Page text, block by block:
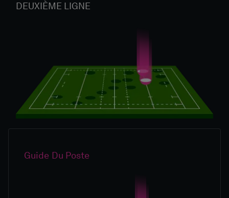
DEUXIÈME LIGNE
Guide Du Poste